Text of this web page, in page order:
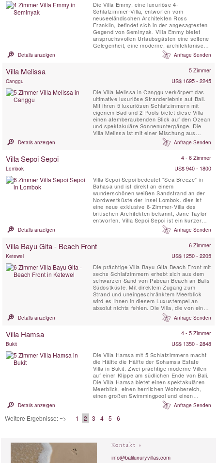
Die Villa Emmy, eine luxuriöse 4-
Schlafzimmer-Villa, entworfen vom
neuseeländischen Architekten Ross
Franklin, befindet sich in der angesagtesten
Gegend von Seminyak. Villa Emmy bietet
anspruchsvollen Urlaubsgästen eine seltene
Gelegenheit, eine moderne, architektonisch
gestaltete Villa in erstklassiger Lage zu
erleben. Mit viel Liebe zum Detail hat der
die sich zu einer begehrten Unterkunft für
Reisende entwickelt hat, die das ...
Details anzeigen Anfrage Senden
Villa Melissa 5 Zimmer
Canggu
US$ 1695 - 2245
Die Villa Melissa in Canggu verkörpert das
ultimative luxuriöse Stranderlebnis auf Bali.
Mit ihren 5 luxuriösen Schlafzimmern mit
eigenem Bad und 2 Pools bietet diese Villa
einen atemberaubenden Blick auf den Ozean
und spektakuläre Sonnenuntergänge. Die
Villa Melissa ist mit einer Mischung aus
zeitgenössischen und antiken balinesischen
Möbeln eingerichtet und bietet auf zwei
komfortable Atmosphäre. Hier werden Sie
Details anzeigen Anfrage Senden
Villa Sepoi Sepoi 4 - 6 Zimmer
Lombok
US$ 940 - 1800
Villa Sepoi Sepoi bedeutet "Sea Breeze" in
Bahasa und ist direkt an einem
wunderschönen weißen Sandstrand an der
Nordwestküste der Insel Lombok. dies ist
eine neue exklusive 6-Zimmer-Villa des
britischen Architekten bekannt, Jane Taylor
entworfen. Villa Sepoi Sepoi ist ein kurzer
Flug von Bali, Perth und Singapur.
Details anzeigen Anfrage Senden
Villa Bayu Gita - Beach Front 6 Zimmer
Ketewel
US$ 1250 - 2205
Die prächtige Villa Bayu Gita Beach Front mit
sechs Schlafzimmern erhebt sich aus dem
schwarzen Sand von Pabean Beach an Balis
Südostküste. Mit direktem Zugang zum
Strand und uneingeschränktem Meerblick
wird es Ihnen in diesem Luxustempel an
absolut nichts fehlen. Die Villa, die von einem
professionellen und engagierten Team
betreut wird, verfügt über eine fabelhafte
Außenbereich und verfügt über ein
hochmodernes Heimkino, ein ...
Details anzeigen Anfrage Senden
Villa Hamsa 4 - 5 Zimmer
Bukit
US$ 1350 - 2848
Die Villa Hamsa mit 5 Schlafzimmern macht
die Hälfte die Hälfte der Sohamsa Estate
Villa in Bukit. Zwei prächtige moderne Villen
auf einer Klippe am südlichen Ende von Bali.
Die Villa Hamsa bietet einen spektakulären
Meerblick, einen herrlichen Wohnbereich,
einen großen Swimmingpool und einen
Massageraum. Die Villa Hamsa ist voll
besetzt, mit einem qualifizierten Koch und
einem Fahrer mit einem 7-Sitzer-Auto. Sie ist
perfekt für Gäste, die einen Luxus-
Details anzeigen Anfrage Senden
Weitere Ergebnisse: => 1 2 3 4 5 6
Kontakt »
info@baliluxuryvillas.com